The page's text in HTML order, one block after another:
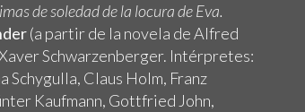
de soledad de la locura de Eva.
(a partir de la novela de Alfred
Schwarzenberger. Intérpretes:
Schygulla, Claus Holm, Franz
Kaufmann, Gottfried John,